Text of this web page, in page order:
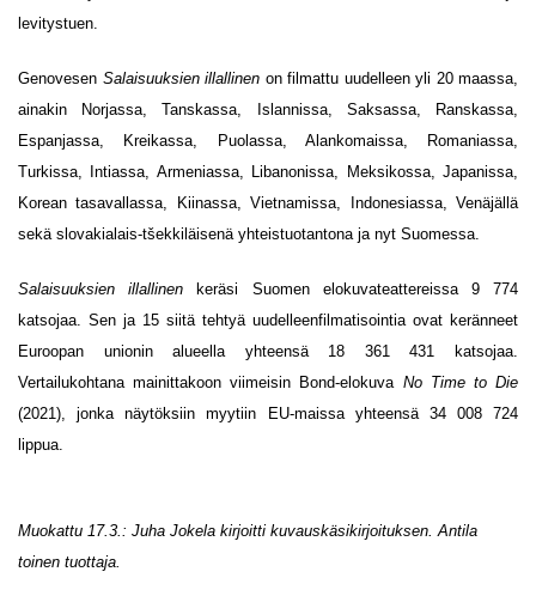
levitystuen.
Genovesen Salaisuuksien illallinen on filmattu uudelleen yli 20 maassa,
ainakin Norjassa, Tanskassa, Islannissa, Saksassa, Ranskassa,
Espanjassa, Kreikassa, Puolassa, Alankomaissa, Romaniassa,
Turkissa, Intiassa, Armeniassa, Libanonissa, Meksikossa, Japanissa,
Korean tasavallassa, Kiinassa, Vietnamissa, Indonesiassa, Venäjällä
sekä slovakialais-tšekkiläisenä yhteistuotantona ja nyt Suomessa.
Salaisuuksien illallinen keräsi Suomen elokuvateattereissa 9 774
katsojaa. Sen ja 15 siitä tehtyä uudelleenfilmatisointia ovat keränneet
Euroopan unionin alueella yhteensä 18 361 431 katsojaa.
Vertailukohtana mainittakoon viimeisin Bond-elokuva No Time to Die
(2021), jonka näytöksiin myytiin EU-maissa yhteensä 34 008 724
lippua.
Muokattu 17.3.: Juha Jokela kirjoitti kuvauskäsikirjoituksen. Antila
toinen tuottaja.